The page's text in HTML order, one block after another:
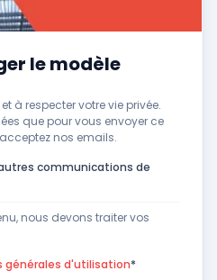
le modèle
à respecter votre vie privée.
que pour vous envoyer ce
nos emails.
communications de
nous devons traiter vos
générales d'utilisation*